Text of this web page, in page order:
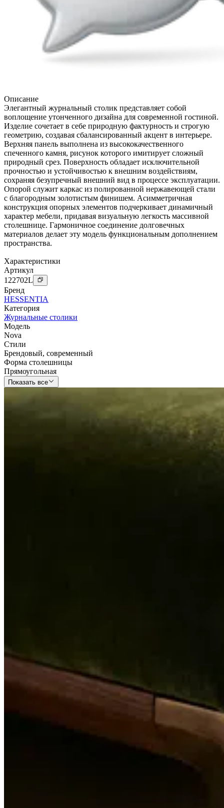
Описание
Элегантный журнальный столик представляет собой
воплощение утонченного дизайна для современной гостиной.
Изделие сочетает в себе природную фактурность и строгую
геометрию, создавая сбалансированный акцент в интерьере.
Верхняя панель выполнена из высококачественного
спеченного камня, рисунок которого имитирует сложный
природный срез. Поверхность обладает исключительной
прочностью и устойчивостью к внешним воздействиям,
сохраняя безупречный внешний вид в процессе эксплуатации.
Опорой служит каркас из полированной нержавеющей стали
с благородным золотистым финишем. Асимметричная
конструкция опорных элементов подчеркивает динамичный
характер мебели, придавая визуальную легкость массивной
столешнице. Гармоничное соединение долговечных
материалов делает эту модель функциональным дополнением
пространства.
Характеристики
Артикул
122702L
Бренд
HESSENTIA
Категория
Журнальные столики
Модель
Nova
Стили
Брендовый, современный
Форма столешницы
Прямоугольная
Показать все